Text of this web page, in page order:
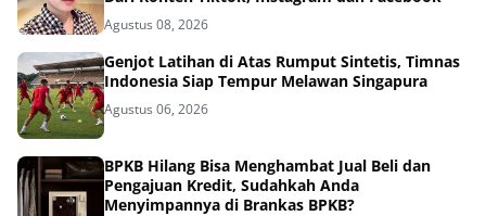
Agustus 08, 2026
Genjot Latihan di Atas Rumput Sintetis, Timnas
Indonesia Siap Tempur Melawan Singapura
Agustus 06, 2026
BPKB Hilang Bisa Menghambat Jual Beli dan
Pengajuan Kredit, Sudahkah Anda
Menyimpannya di Brankas BPKB?